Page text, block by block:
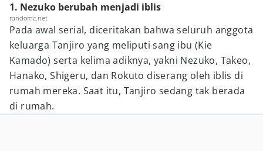
1. Nezuko berubah menjadi iblis
randomc.net
Pada awal serial, diceritakan bahwa seluruh anggota
keluarga Tanjiro yang meliputi sang ibu (Kie
Kamado) serta kelima adiknya, yakni Nezuko, Takeo,
Hanako, Shigeru, dan Rokuto diserang oleh iblis di
rumah mereka. Saat itu, Tanjiro sedang tak berada
di rumah.